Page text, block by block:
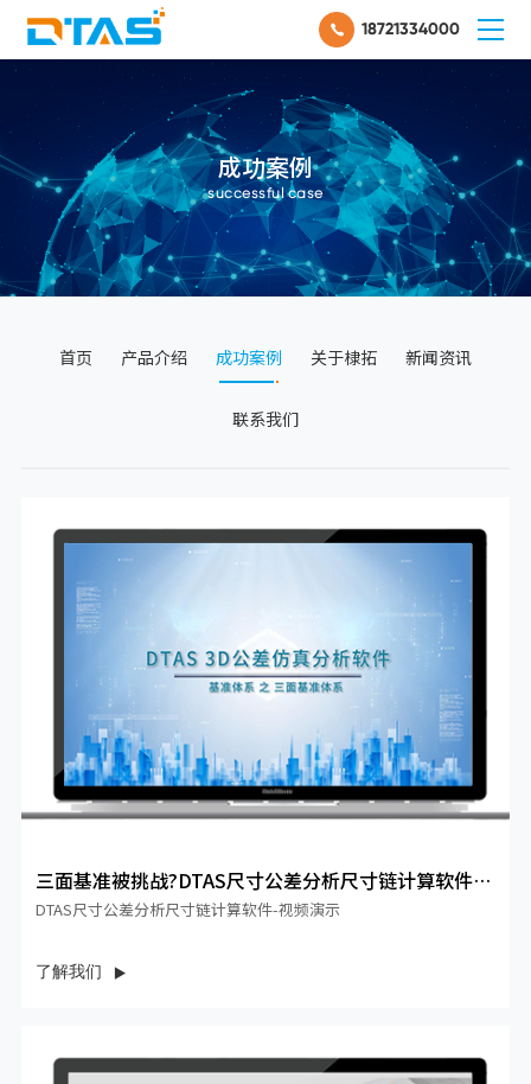
18721334000
成功案例
successful case
首页 产品介绍 成功案例 关于棣拓 新闻资讯
联系我们
三面基准被挑战?DTAS尺寸公差分析尺寸链计算软件帮
你定量评...
DTAS尺寸公差分析尺寸链计算软件-视频演示
了解我们